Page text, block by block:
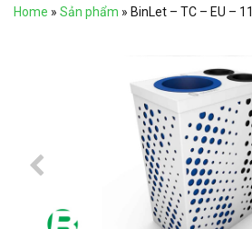
Home » Sản phẩm » BinLet – TC – EU – 11